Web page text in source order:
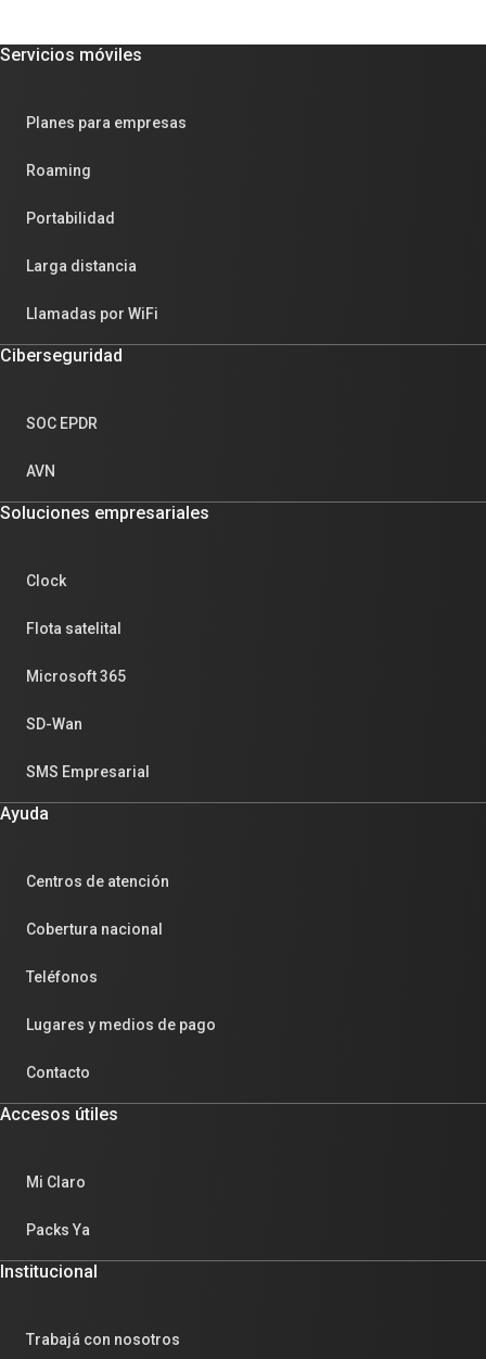
Servicios móviles
Planes para empresas
Roaming
Portabilidad
Larga distancia
Llamadas por WiFi
Ciberseguridad
SOC EPDR
AVN
Soluciones empresariales
Clock
Flota satelital
Microsoft 365
SD-Wan
SMS Empresarial
Ayuda
Centros de atención
Cobertura nacional
Teléfonos
Lugares y medios de pago
Contacto
Accesos útiles
Mi Claro
Packs Ya
Institucional
Trabajá con nosotros